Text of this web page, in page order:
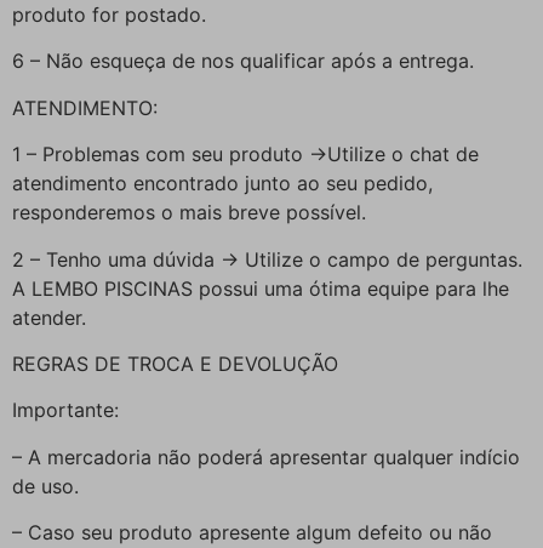
produto for postado.
6 – Não esqueça de nos qualificar após a entrega.
ATENDIMENTO:
1 – Problemas com seu produto ->Utilize o chat de
atendimento encontrado junto ao seu pedido,
responderemos o mais breve possível.
2 – Tenho uma dúvida -> Utilize o campo de perguntas.
A LEMBO PISCINAS possui uma ótima equipe para lhe
atender.
REGRAS DE TROCA E DEVOLUÇÃO
Importante:
– A mercadoria não poderá apresentar qualquer indício
de uso.
– Caso seu produto apresente algum defeito ou não